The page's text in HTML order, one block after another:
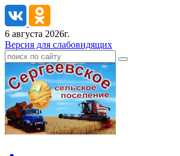
6 августа 2026г.
Версия для слабовидящих